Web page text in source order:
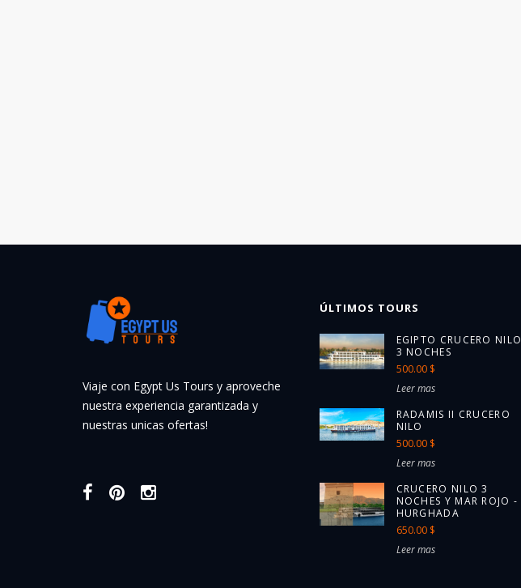
Viaje con Egypt Us Tours y aproveche
nuestra experiencia garantizada y
nuestras unicas ofertas!
ÚLTIMOS TOURS
EGIPTO CRUCERO NILO
3 NOCHES
500.00 $
Leer mas
RADAMIS II CRUCERO
NILO
500.00 $
Leer mas
CRUCERO NILO 3
NOCHES Y MAR ROJO -
HURGHADA
650.00 $
Leer mas